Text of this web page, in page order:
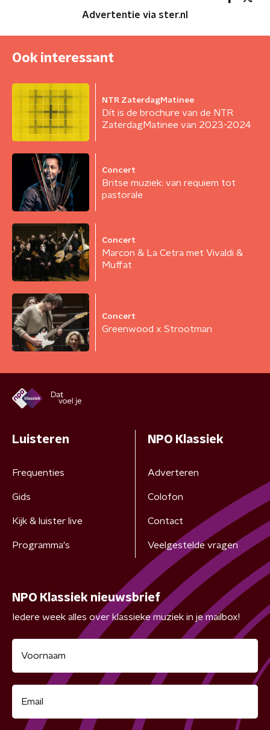
Advertentie via ster.nl
Ook interessant
NTR ZaterdagMatinee
Dít is de brochure van de NTR
ZaterdagMatinee van 2023-2024
Concert
Britse muziek: van requiem tot
pastorale
Concert
Marcon & La Cetra met Vivaldi &
Muffat
Concert
Greenwood x Strootman
Luisteren
Frequenties
Gids
Kijk & luister live
Programma's
NPO Klassiek
Adverteren
Colofon
Contact
Veelgestelde vragen
NPO Klassiek nieuwsbrief
Iedere week alles over klassieke muziek in je mailbox!